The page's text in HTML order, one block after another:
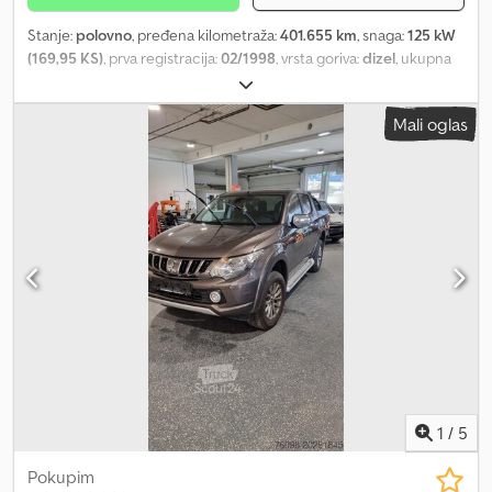
Stanje: polovno, pređena kilometraža:401.655 km, snaga:125 kW
(169,95 KS), prva registracija:02/1998, vrsta goriva:dizel, ukupna
, konfiguracija osovina:
tip prenosa:mehanički, emisioni razred:euro1, * 3 sedišta * Ručni
menjač * CD radio * Transporter za 4 konja * Sedlarnik * Ram
kreveta Dcedpfx Agexw I Riefek * Ogradica za seno * 2 bočne
utovarne rampe ----Interni broj vozila: 11532-----Zadržavamo pravo
na greške i međuprodaju WhatsApp podrška dostupna! Za pitanja
o vozilu ili dodatne informacije, pišite nam putem WhatsApp-a
Whatsapp Whatsapp
Mali oglas
1 / 5
Pokupim